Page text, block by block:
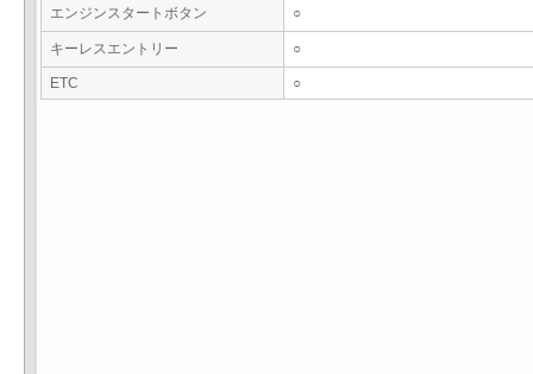
エンジンスタートボタン ○
キーレスエントリー ○
ETC ○